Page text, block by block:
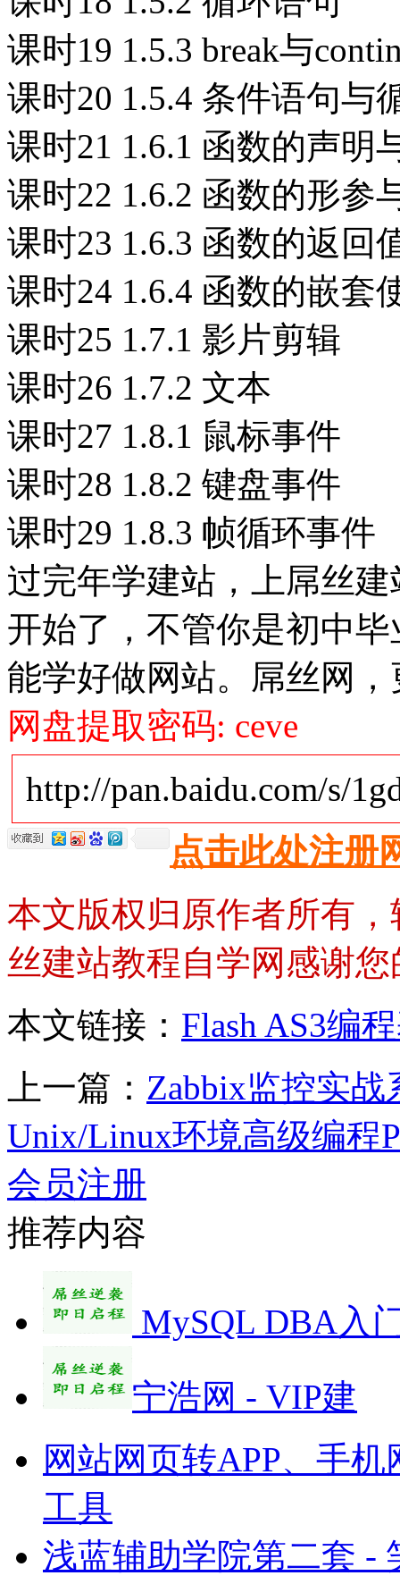
课时19 1.5.3 break与
课时20 1.5.4 条件语句与
课时21 1.6.1 函数的声明
课时22 1.6.2 函数的形参
课时23 1.6.3 函数的返回
课时24 1.6.4 函数的嵌套
课时25 1.7.1 影片剪辑
课时26 1.7.2 文本
课时27 1.8.1 鼠标事件
课时28 1.8.2 键盘事件
课时29 1.8.3 帧循环事件
过完年学建站，上屌丝
开始了，不管你是初中
能学好做网站。屌丝网
网盘提取密码: ceve
http://pan.baidu.com/s/
点击此处注册
本文版权归原作者所有
丝建站教程自学网感谢
本文链接： Flash AS3编
上一篇： Zabbix监控实
Unix/Linux环境高级编程
会员注册
推荐内容
MySQL DBA入
宁浩网 - VIP建
网站网页转APP、手
工具
浅蓝辅助学院第二套 -